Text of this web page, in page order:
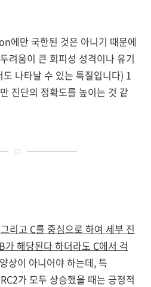
에만 국한된 것은 아니기 때문에
려움이 큰 회피성 성격이나 유기
나타날 수 있는 특질입니다) 1
진단의 정확도를 높이는 것 같
그리고 C를 중심으로 하여 세부 진
가 해당된다 하더라도 C에서 걱
상이 아니어야 하는데, 특
가 모두 상승했을 때는 긍정적